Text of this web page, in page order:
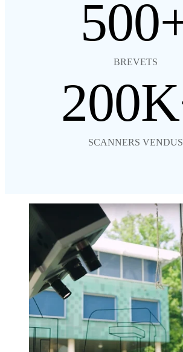
500
BREVETS
200
SCANNERS VENDUS